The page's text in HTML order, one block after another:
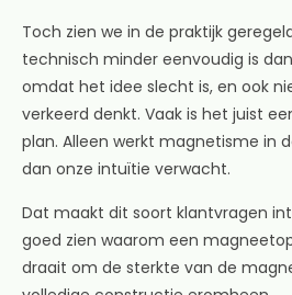
Toch zien we in de praktijk
technisch minder eenvoudig is
omdat het idee slecht is, en ook
verkeerd denkt. Vaak is het juist
plan. Alleen werkt magnetisme in
dan onze intuïtie verwacht.
Dat maakt dit soort klantvragen
goed zien waarom een
draait om de sterkte van de